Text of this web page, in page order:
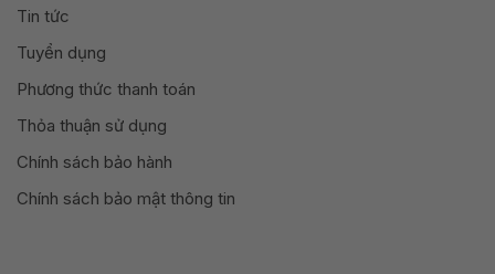
Tin tức
Tuyển dụng
Phương thức thanh toán
Thỏa thuận sử dụng
Chính sách bảo hành
Chính sách bảo mật thông tin